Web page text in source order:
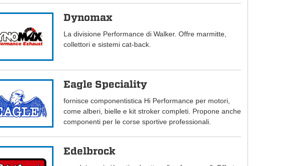
Dynomax
La divisione Performance di Walker. Offre marmitte,
collettori e sistemi cat-back.
Eagle Speciality
fornisce componentistica Hi Performance per motori,
come alberi, bielle e kit stroker completi. Propone anche
componenti per le corse sportive professionali.
Edelbrock